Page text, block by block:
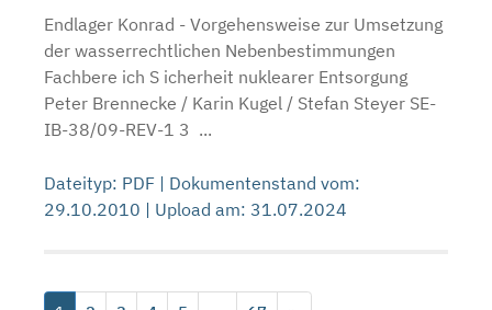
Endlager Konrad - Vorgehensweise zur Umsetzung
der wasserrechtlichen Nebenbestimmungen
Fachbere ich S icherheit nuklearer Entsorgung
Peter Brennecke / Karin Kugel / Stefan Steyer SE-
IB-38/09-REV-1 3 ...
Dateityp: PDF | Dokumentenstand vom:
29.10.2010 | Upload am: 31.07.2024